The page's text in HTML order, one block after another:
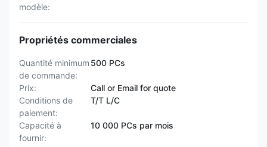
modèle:
Propriétés commerciales
Quantité minimum
de commande:
500 PCs
Prix:
Call or Email for quote
Conditions de
paiement:
T/T L/C
Capacité à
fournir:
10 000 PCs par mois